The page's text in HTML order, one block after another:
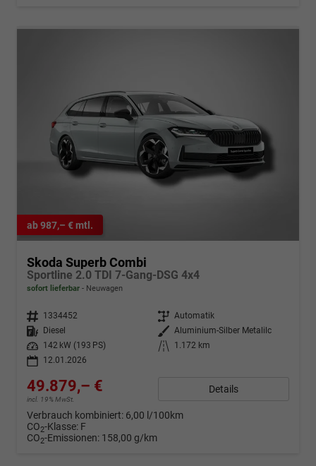
ab 987,– € mtl.
Skoda Superb Combi
Sportline 2.0 TDI 7-Gang-DSG 4x4
sofort lieferbar Neuwagen
Fahrzeugnr. 1334452 Getriebe Automatik
Kraftstoff
Diesel Außenfarbe Aluminium-Silber Metalilc
Leistung
142 kW (193 PS) Kilometerstand
1.172 km
12.01.2026
49.879,– €
incl. 19% MwSt.
Details
Verbrauch kombiniert: 6,00 l/100km
CO2-Klasse: F
CO2-Emissionen: 158,00 g/km